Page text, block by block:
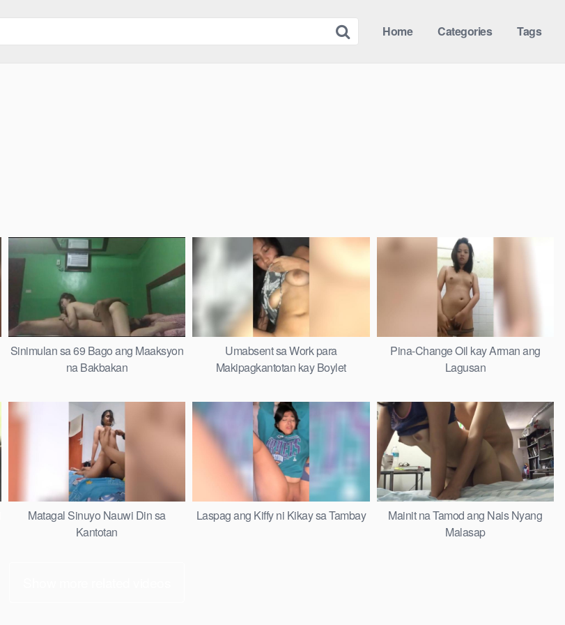
Home Categories Tags
Sinimulan sa 69 Bago ang Maaksyon
na Bakbakan
Umabsent sa Work para
Makipagkantotan kay Boylet
Pina-Change Oil kay Arman ang
Lagusan
Matagal Sinuyo Nauwi Din sa
Kantotan
Laspag ang Kiffy ni Kikay sa Tambay
Mainit na Tamod ang Nais Nyang
Malasap